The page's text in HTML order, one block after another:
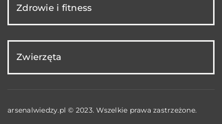
Zdrowie i fitness
Zwierzęta
arsenalwiedzy.pl © 2023. Wszelkie prawa zastrzeżone.